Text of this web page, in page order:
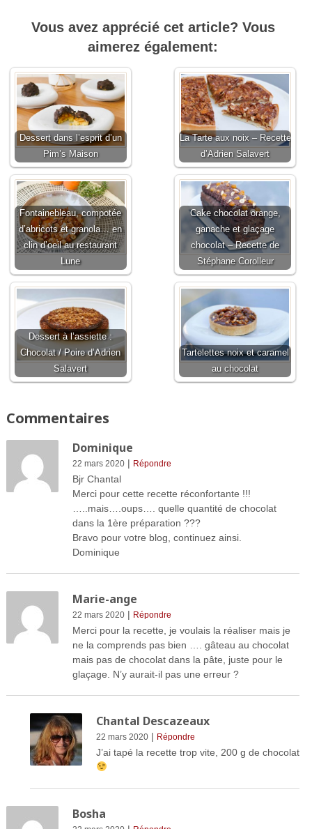
Vous avez apprécié cet article? Vous
aimerez également:
Dessert dans l’esprit d’un
Pim’s Maison
La Tarte aux noix – Recette
d’Adrien Salavert
Fontainebleau, compotée
d’abricots et granola… en
clin d’oeil au restaurant
Lune
Cake chocolat orange,
ganache et glaçage
chocolat – Recette de
Stéphane Corolleur
Dessert à l’assiette :
Chocolat / Poire d’Adrien
Salavert
Tartelettes noix et caramel
au chocolat
Commentaires
Dominique
22 mars 2020| Répondre
Bjr Chantal
Merci pour cette recette réconfortante !!!
…..mais….oups…. quelle quantité de chocolat
dans la 1ère préparation ???
Bravo pour votre blog, continuez ainsi.
Dominique
Marie-ange
22 mars 2020| Répondre
Merci pour la recette, je voulais la réaliser mais je
ne la comprends pas bien …. gâteau au chocolat
mais pas de chocolat dans la pâte, juste pour le
glaçage. N’y aurait-il pas une erreur ?
Chantal Descazeaux
22 mars 2020| Répondre
J’ai tapé la recette trop vite, 200 g de chocolat
Bosha